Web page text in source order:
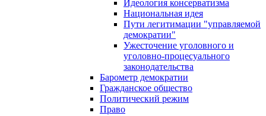
Идеология консерватизма
Национальная идея
Пути легитимации "управляемой
демократии"
Ужесточение уголовного и
уголовно-процесуального
законодательства
Барометр демократии
Гражданское общество
Политический режим
Право